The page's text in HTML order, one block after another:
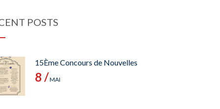
POSTS
15Ème Concours de Nouvelles
8 /MAI